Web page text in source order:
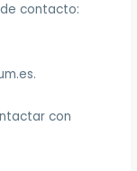
contacto:
con